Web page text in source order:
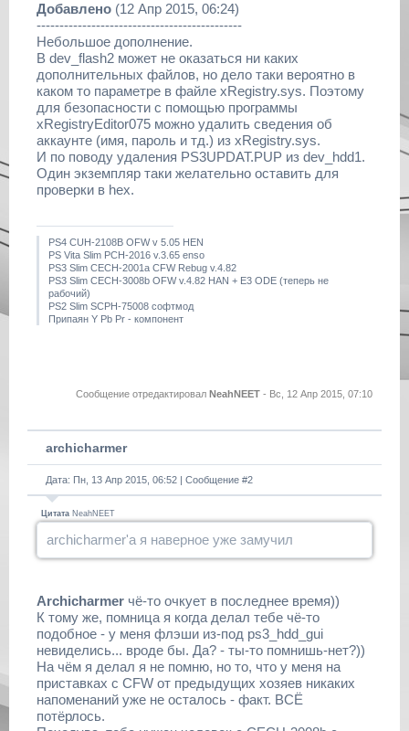
Добавлено (12 Апр 2015, 06:24)
---------------------------------------------
Небольшое дополнение.
В dev_flash2 может не оказаться ни каких
дополнительных файлов, но дело таки вероятно в
каком то параметре в файле xRegistry.sys. Поэтому
для безопасности с помощью программы
xRegistryEditor075 можно удалить сведения об
аккаунте (имя, пароль и тд.) из xRegistry.sys.
И по поводу удаления PS3UPDAT.PUP из dev_hdd1.
Один экземпляр таки желательно оставить для
проверки в hex.
PS4 CUH-2108B OFW v 5.05 HEN
PS Vita Slim PCH-2016 v.3.65 enso
PS3 Slim CECH-2001a CFW Rebug v.4.82
PS3 Slim CECH-3008b OFW v.4.82 HAN + E3 ODE (теперь не
рабочий)
PS2 Slim SCPH-75008 софтмод
Припаян Y Pb Pr - компонент
Сообщение отредактировал NeahNEET - Вс, 12 Апр 2015, 07:10
archicharmer
Дата: Пн, 13 Апр 2015, 06:52 | Сообщение #2
Цитата NeahNEET
archicharmer'а я наверное уже замучил
Archicharmer чё-то очкует в последнее время))
К тому же, помница я когда делал тебе чё-то
подобное - у меня флэши из-под ps3_hdd_gui
невиделись... вроде бы. Да? - ты-то помнишь-нет?))
На чём я делал я не помню, но то, что у меня на
приставках с CFW от предыдущих хозяев никаких
напоменаний уже не осталось - факт. ВСЁ
потёрлось.